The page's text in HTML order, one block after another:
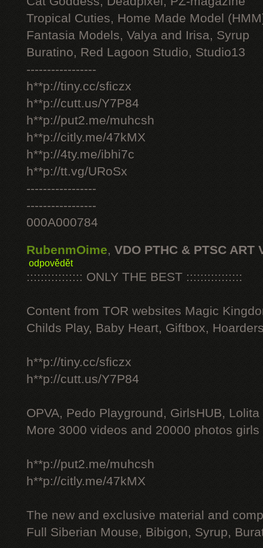
Tropical Cuties, Home Made Model
Fantasia Models, Valya and Irisa, Syrup
Buratino, Red Lagoon Studio, Studio13
-----------------
h**p://tiny.cc/sficzx
h**p://cutt.us/Y7P84
h**p://put2.me/muhcsh
h**p://citly.me/47kMX
h**p://4ty.me/ibhi7c
h**p://tt.vg/URoSx
-----------------
-----------------
000A000784
RubenmOime, VDO PTHC & PTSC ART
odpovědět
:::::::::::::::: ONLY THE BEST ::::::::::::::::
Content from TOR websites Magic
Childs Play, Baby Heart, Giftbox,
h**p://tiny.cc/sficzx
h**p://cutt.us/Y7P84
OPVA, Pedo Playground, GirlsHUB, Lolita
More 3000 videos and 20000 photos
h**p://put2.me/muhcsh
h**p://citly.me/47kMX
The new and exclusive material and
Full Siberian Mouse, Bibigon, Syrup,